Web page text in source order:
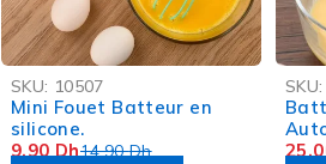
SKU: 10507
Mini Fouet Batteur en
silicone.
14,90Dh
9,90Dh
SKU: